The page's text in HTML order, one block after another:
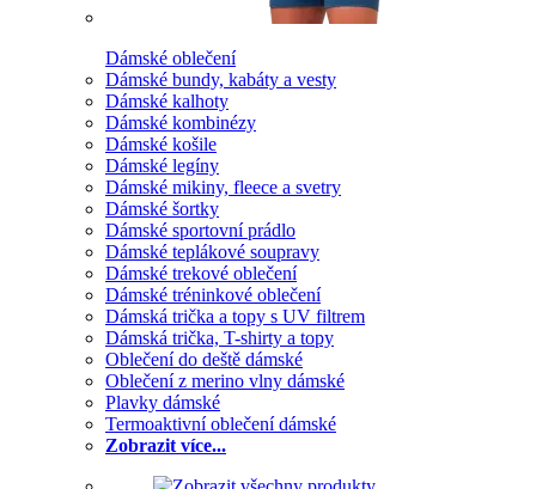
Dámské oblečení
Dámské bundy, kabáty a vesty
Dámské kalhoty
Dámské kombinézy
Dámské košile
Dámské legíny
Dámské mikiny, fleece a svetry
Dámské šortky
Dámské sportovní prádlo
Dámské teplákové soupravy
Dámské trekové oblečení
Dámské tréninkové oblečení
Dámská trička a topy s UV filtrem
Dámská trička, T-shirty a topy
Oblečení do deště dámské
Oblečení z merino vlny dámské
Plavky dámské
Termoaktivní oblečení dámské
Zobrazit více...